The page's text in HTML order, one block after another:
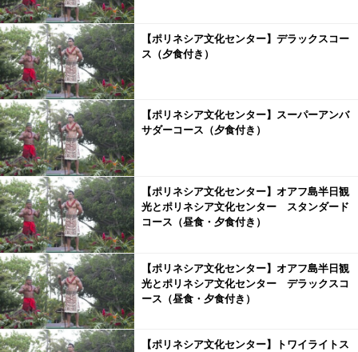
【ポリネシア文化センター】デラックスコー
ス（夕食付き）
【ポリネシア文化センター】スーパーアンバ
サダーコース（夕食付き）
【ポリネシア文化センター】オアフ島半日観
光とポリネシア文化センター スタンダード
コース（昼食・夕食付き）
【ポリネシア文化センター】オアフ島半日観
光とポリネシア文化センター デラックスコ
ース（昼食・夕食付き）
【ポリネシア文化センター】トワイライトス